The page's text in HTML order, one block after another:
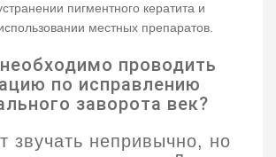
пигментного кератита и
местных препаратов.
проводить
по исправлению
заворота век?
звучать непривычно, но